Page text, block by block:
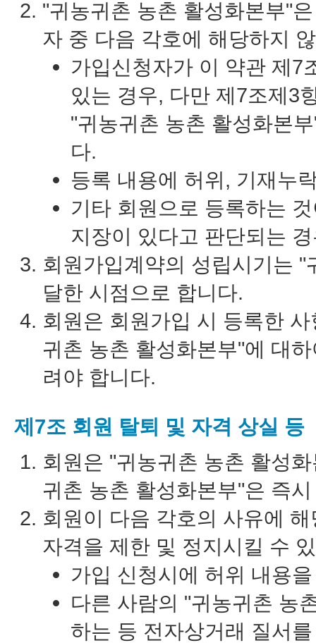
"귀농귀촌 농촌 활성화본부"
자 중 다음 각호에 해당하지
가입신청자가 이 약관 제7
있는 경우, 다만 제7조제3
"귀농귀촌 농촌 활성화본
다.
등록 내용에 허위, 기재누
기타 회원으로 등록하는
지장이 있다고 판단되는
회원가입계약의 성립시기는
달한 시점으로 합니다.
회원은 회원가입 시 등록한
귀촌 농촌 활성화본부"에 대
려야 합니다.
제7조 회원 탈퇴 및 자격 상실 등
회원은 "귀농귀촌 농촌 활성
귀촌 농촌 활성화본부"은 즉
회원이 다음 각호의 사유에
자격을 제한 및 정지시킬 수
가입 신청시에 허위 내용
다른 사람의 "귀농귀촌 농
하는 등 전자상거래 질서